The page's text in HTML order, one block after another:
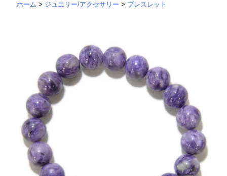
ホーム > ジュエリー/アクセサリー > ブレスレット